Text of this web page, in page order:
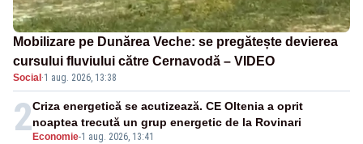
Mobilizare pe Dunărea Veche: se pregătește devierea
cursului fluviului către Cernavodă – VIDEO
Social ·1 aug. 2026, 13:38
2 Economie-1 aug. 2026, 13:41
Criza energetică se acutizează. CE Oltenia a oprit
noaptea trecută un grup energetic de la Rovinari